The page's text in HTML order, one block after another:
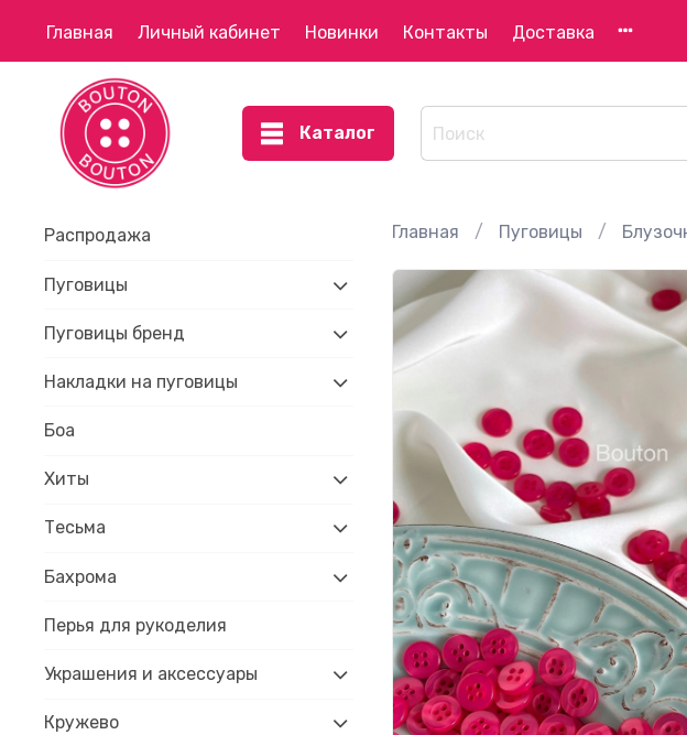
Главная Личный кабинет Новинки Контакты Доставка
Каталог
Главная Пуговицы
Распродажа
Пуговицы
Пуговицы бренд
Накладки на пуговицы
Боа
Хиты
Тесьма
Бахрома
Перья для рукоделия
Украшения и аксессуары
Кружево